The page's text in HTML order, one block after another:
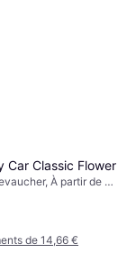
Car Classic Flower
À partir de 1
de 14,66 €